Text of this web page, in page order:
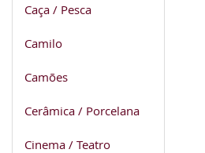
Caça / Pesca
Camilo
Camões
Cerâmica / Porcelana
Cinema / Teatro